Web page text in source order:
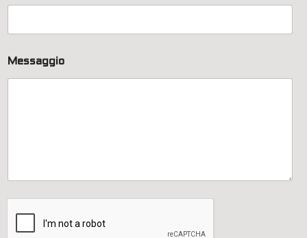
Messaggio